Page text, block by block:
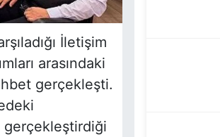
İletişim
arasındaki
gerçekleşti.
gerçekleştirdiği